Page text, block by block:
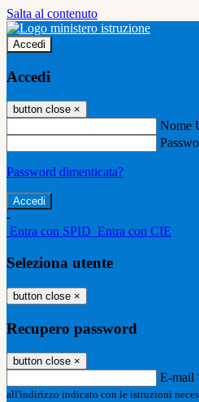
Salta al contenuto
Accedi
Accedi
button close ×
Nome
Password dimenticata?
-
Entra con SPID Entra con CIE
Seleziona utente
button close ×
Recupero password
button close ×
E-mail
all'indirizzo indicato con le istruzioni